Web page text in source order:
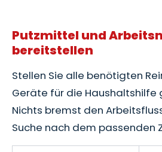
Putzmittel und
bereitstellen
Stellen Sie alle benötigten
Geräte für die Haushaltshilfe
Nichts bremst den
Suche nach dem passenden